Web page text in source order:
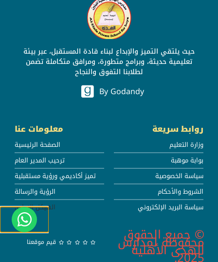
حيث يلتقي التميز والإبداع لبناء قادة المستقبل، عبر بيئة
تعليمية حديثة، وبرامج متطورة، ومرافق متكاملة تضمن
لطلابنا التفوق والنجاح
By Godandy
روابط سريعة
وزارة التعليم
بوابة موهبة
سياسة الخصوصية
الشروط والأحكام
سياسة البريد الإلكتروني
معلومات عنا
الصفحة الرئيسية
ترحيب المدير العام
تميز أكاديمي ورؤية مستقبلية
الرؤية والرسالة
الهيكل الإداري
© جميع الحقوق
محفوظة لمدارس
الهدى الأهلية قيم موقعنا